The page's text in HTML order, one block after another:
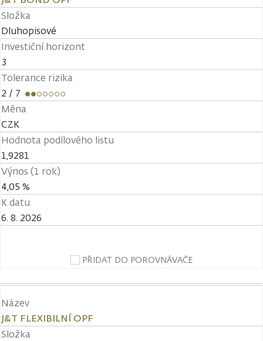
Složka
Dluhopisové
Investiční horizont
3
Tolerance rizika
2 / 7
Měna
CZK
Hodnota podílového listu
1,9281
Výnos (1 rok)
4,05 %
K datu
6. 8. 2026
PŘIDAT DO POROVNÁVAČE
Název
J&T FLEXIBILNÍ OPF
Složka